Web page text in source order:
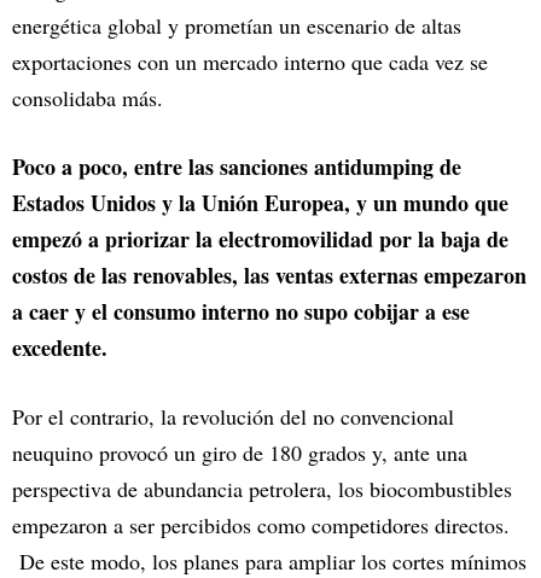
energética global y prometían un escenario de altas
exportaciones con un mercado interno que cada vez se
consolidaba más.
Poco a poco, entre las sanciones antidumping de
Estados Unidos y la Unión Europea, y un mundo que
empezó a priorizar la electromovilidad por la baja de
costos de las renovables, las ventas externas empezaron
a caer y el consumo interno no supo cobijar a ese
excedente.
Por el contrario, la revolución del no convencional
neuquino provocó un giro de 180 grados y, ante una
perspectiva de abundancia petrolera, los biocombustibles
empezaron a ser percibidos como competidores directos.
De este modo, los planes para ampliar los cortes mínimos